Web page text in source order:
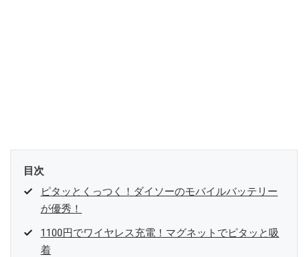
目次
ピタッとくっつく！ダイソーのモバイルバッテリー
が優秀！
1100円でワイヤレス充電！マグネットでピタッと吸
着